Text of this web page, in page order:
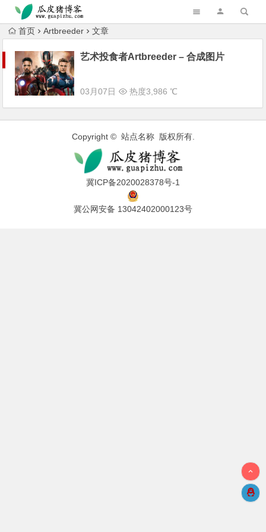
跳转到主内容
首页 Artbreeder 文章
艺术投食者Artbreeder – 合成图片
03月07日 热度3,986 ℃
Copyright © 站点名称 版权所有.
冀ICP备2020028378号-1
冀公网安备 13042402000123号